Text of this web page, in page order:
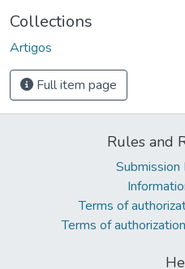
Collections
Artigos
Full item page
Rules and
Submission
Terms of
Terms of